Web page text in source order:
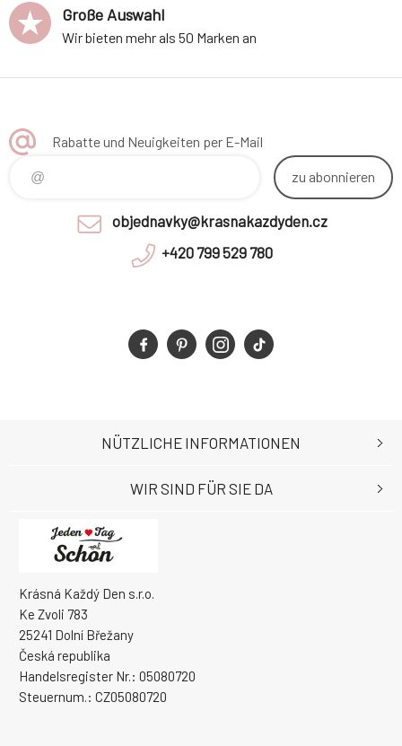
Große Auswahl
Wir bieten mehr als 50 Marken an
Rabatte und Neuigkeiten per E-Mail
zu abonnieren
objednavky@krasnakazdyden.cz
+420 799 529 780
Krásná Každý Den s.r.o.
Ke Zvoli 783
25241 Dolní Břežany
Česká republika
Handelsregister Nr.: 05080720
Steuernum.: CZ05080720
NÜTZLICHE INFORMATIONEN
WIR SIND FÜR SIE DA